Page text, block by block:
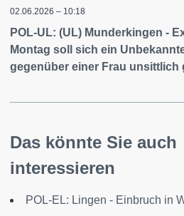
02.06.2026 – 10:18
POL-UL: (UL) Munderkingen -
Montag soll sich ein
gegenüber einer Frau unsittlich
Das könnte Sie auch
interessieren
POL-EL: Lingen - Einbruch in